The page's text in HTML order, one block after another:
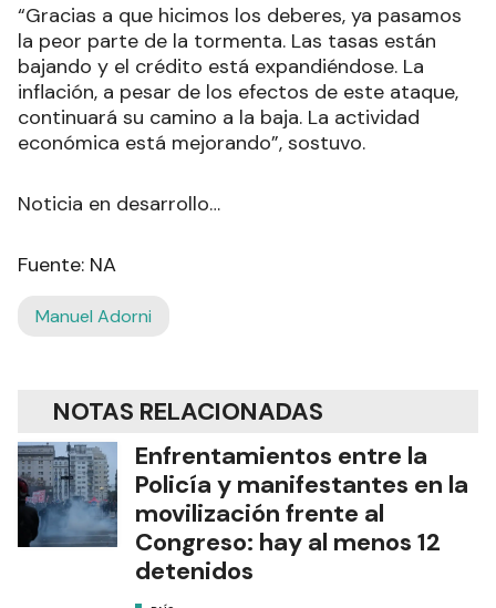
“Gracias a que hicimos los deberes, ya pasamos
la peor parte de la tormenta. Las tasas están
bajando y el crédito está expandiéndose. La
inflación, a pesar de los efectos de este ataque,
continuará su camino a la baja. La actividad
económica está mejorando”, sostuvo.
Noticia en desarrollo…
Fuente: NA
Manuel Adorni
NOTAS RELACIONADAS
Enfrentamientos entre la
Policía y manifestantes en la
movilización frente al
Congreso: hay al menos 12
detenidos